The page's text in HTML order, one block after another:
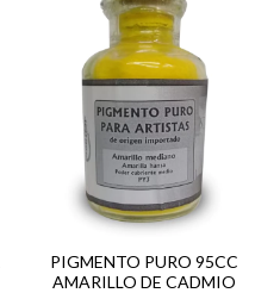
PIGMENTO PURO 95CC
AMARILLO DE CADMIO